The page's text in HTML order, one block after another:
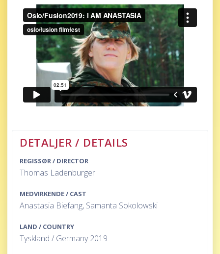
DETALJER / DETAILS
REGISSØR / DIRECTOR
Thomas Ladenburger
MEDVIRKENDE / CAST
Anastasia Biefang, Samanta Sokolowski
LAND / COUNTRY
Tyskland / Germany 2019